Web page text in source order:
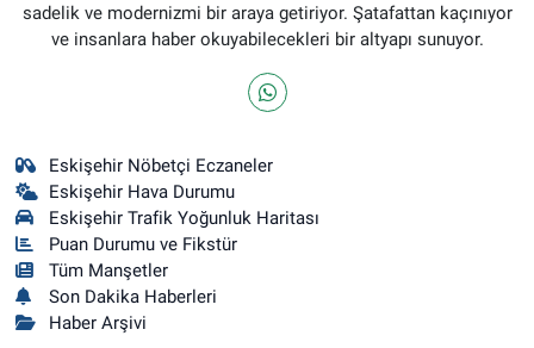
sadelik ve modernizmi bir araya getiriyor. Şatafattan kaçınıyor
ve insanlara haber okuyabilecekleri bir altyapı sunuyor.
Eskişehir Nöbetçi Eczaneler
Eskişehir Hava Durumu
Eskişehir Trafik Yoğunluk Haritası
Puan Durumu ve Fikstür
Tüm Manşetler
Son Dakika Haberleri
Haber Arşivi